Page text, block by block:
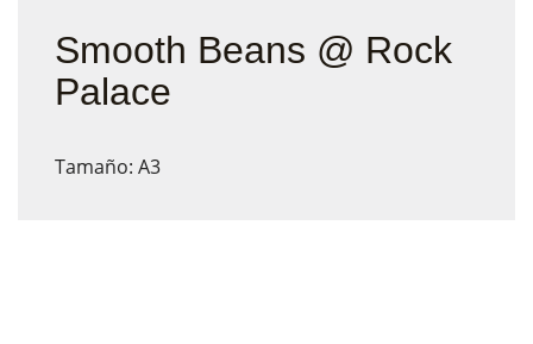
Smooth Beans @ Rock
Palace
Tamaño: A3